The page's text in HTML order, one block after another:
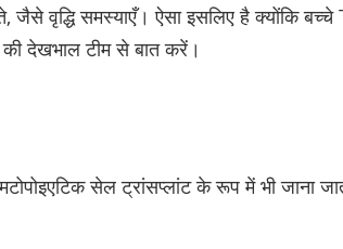
जैसे वृद्धि समस्याएँ। ऐसा इसलिए है क्योंकि
देखभाल टीम से बात करें।
सेल ट्रांसप्लांट के रूप में भी जाना